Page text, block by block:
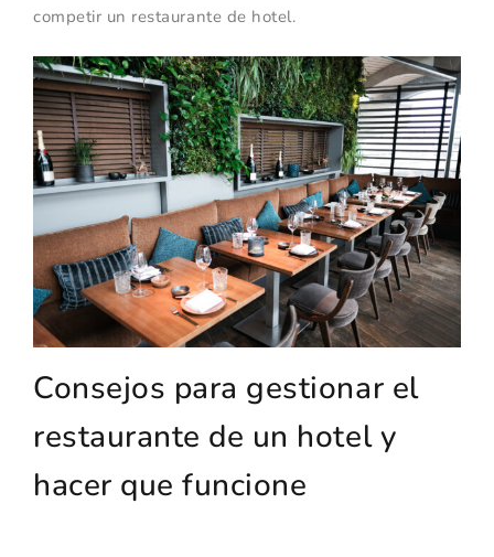
competir un restaurante de hotel.
Consejos para gestionar el
restaurante de un hotel y
hacer que funcione